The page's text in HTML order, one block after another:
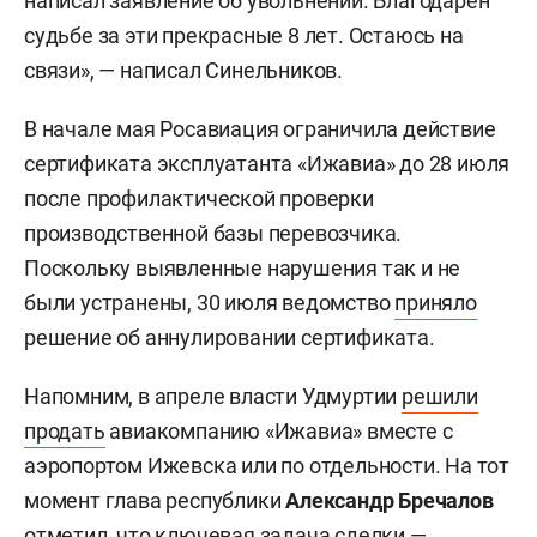
судьбе за эти прекрасные 8 лет. Остаюсь на
связи», — написал Синельников.
В начале мая Росавиация ограничила действие
сертификата эксплуатанта «Ижавиа» до 28 июля
после профилактической проверки
производственной базы перевозчика.
Поскольку выявленные нарушения так и не
были устранены, 30 июля ведомствоприняло
решение об аннулировании сертификата.
Напомним, в апреле власти Удмуртии решили
продать авиакомпанию «Ижавиа» вместе с
аэропортом Ижевска или по отдельности. На тот
момент глава республикиАлександр Бречалов